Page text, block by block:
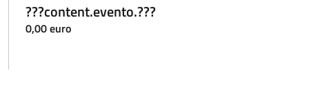
???content.evento.???
0,00 euro